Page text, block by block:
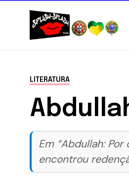
LITERATURA
Em “Abdullah:
encontrou